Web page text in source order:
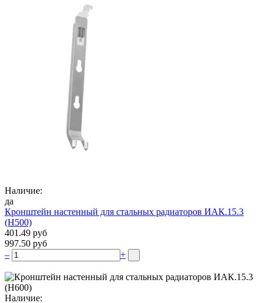
Наличие:
да
Кронштейн настенный для стальных радиаторов ИАК.15.3
(H500)
401.49 руб
997.50 руб
–
+
Наличие: